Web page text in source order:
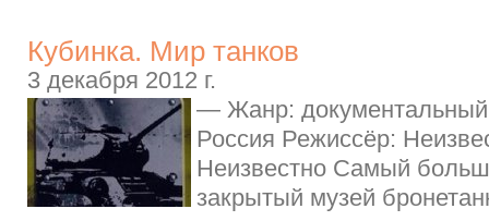
Кубинка. Мир танков
3 декабря 2012 г.
— Жанр: документальный
Россия Режиссёр:
Неизвестно Самый
закрытый музей